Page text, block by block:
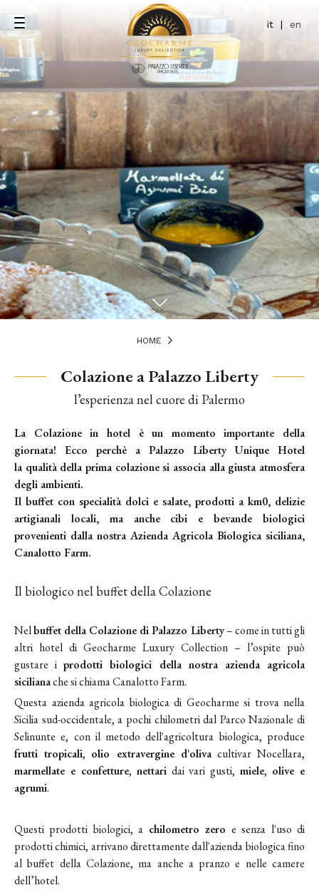
it | en
HOME
Colazione a Palazzo Liberty
l’esperienza nel cuore di Palermo
La Colazionein hotel è un momento importante della
giornata! Ecco perchè a Palazzo Liberty Unique Hotel
la qualitàdella prima colazione si associa alla giusta atmosfera
degli ambienti.
Il buffet con specialità dolci e salate, prodotti a km0, delizie
artigianali locali, ma anche cibi e bevande biologici
provenienti dalla nostra Azienda Agricola Biologica siciliana,
Canalotto Farm.
Il biologico nel buffet della Colazione
Nelbuffet della Colazione di Palazzo Liberty– come in tutti gli
altri hotel di Geocharme Luxury Collection – l’ospite può
gustare iprodotti biologici della nostra azienda agricola
sicilianache si chiama Canalotto Farm.
Questa azienda agricola biologica di Geocharme si trova nella
Sicilia sud-occidentale, a pochi chilometri dal Parco Nazionale di
Selinunte e, con il metodo dell'agricoltura biologica, produce
frutti tropicali, olio extravergine d'olivacultivar Nocellara,
marmellate e confetture, nettaridai vari gusti,miele, olive e
agrumi.
Questi prodotti biologici, a chilometro zero e senza l'uso di
prodotti chimici, arrivano direttamente dall'azienda biologica fino
al buffet della Colazione, ma anche a pranzo e nelle camere
dell’hotel.